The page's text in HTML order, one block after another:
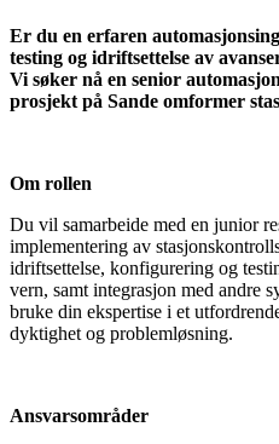
Er du en erfaren
testing og idriftsettelse av
Vi søker nå en senior
prosjekt på Sande omformer
Om rollen
Du vil samarbeide med en junior
implementering av
idriftsettelse, konfigurering og
vern, samt integrasjon med andre
bruke din ekspertise i et
dyktighet og problemløsning.
Ansvarsområder